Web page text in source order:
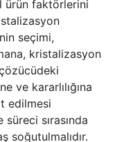
ürün faktörlerini
seçimi,
kristalizasyon
ve kararlılığına
edilmesi
sırasında
soğutulmalıdır.